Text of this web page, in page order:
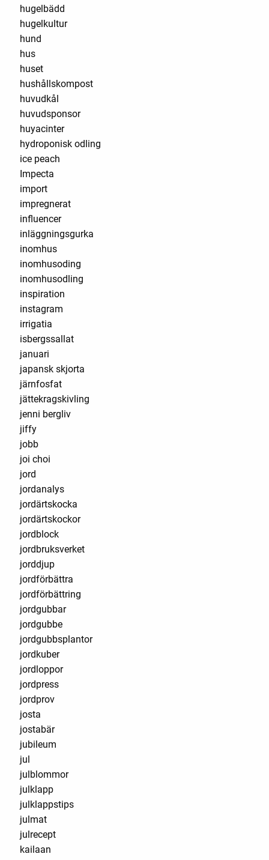
hugelbädd
hugelkultur
hund
hus
huset
hushållskompost
huvudkål
huvudsponsor
huyacinter
hydroponisk odling
ice peach
Impecta
import
impregnerat
influencer
inläggningsgurka
inomhus
inomhusoding
inomhusodling
inspiration
instagram
irrigatia
isbergssallat
januari
japansk skjorta
järnfosfat
jättekragskivling
jenni bergliv
jiffy
jobb
joi choi
jord
jordanalys
jordärtskocka
jordärtskockor
jordblock
jordbruksverket
jorddjup
jordförbättra
jordförbättring
jordgubbar
jordgubbe
jordgubbsplantor
jordkuber
jordloppor
jordpress
jordprov
josta
jostabär
jubileum
jul
julblommor
julklapp
julklappstips
julmat
julrecept
kailaan